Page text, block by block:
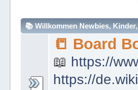
🧮https://
📚 Willkommen Newbies,
📒 Board
📖https://